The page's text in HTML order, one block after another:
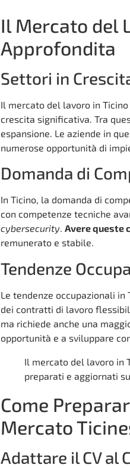
Il Mercato del
Approfondita
Settori in
Il mercato del lavoro in
crescita significativa. Tra
espansione. Le aziende in
numerose opportunità di
Domanda di
In Ticino, la domanda di
con competenze tecniche
cybersecurity. Avere queste
remunerato e stabile.
Tendenze
Le tendenze occupazionali
dei contratti di lavoro
ma richiede anche una
opportunità e a sviluppare
Il mercato del lavoro in
preparati e aggiornati
Come
Mercato
Adattare il CV al